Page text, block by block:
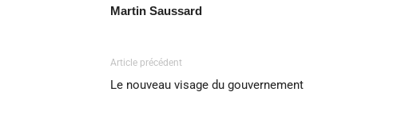
Martin Saussard
Article précédent
Le nouveau visage du gouvernement